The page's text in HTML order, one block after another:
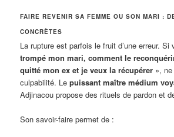
FAIRE REVENIR SA FEMME OU SON MARI :
CONCRÈTES
La rupture est parfois le fruit d’une erreur.
trompé mon mari, comment le
quitté mon ex et je veux la récupérer »,
culpabilité. Lepuissant maître médium
Adjinacou propose des rituels de pardon et
Son savoir-faire permet de :